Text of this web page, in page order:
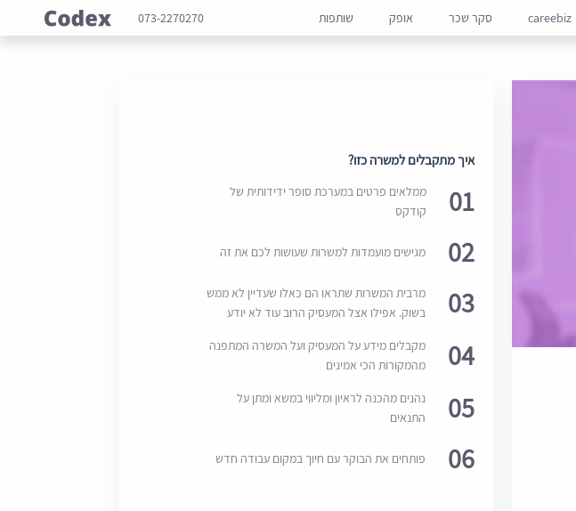
careebiz סקר שכר אופק שותפות 073-2270270
איך מתקבלים למשרה כזו?
01
ממלאים פרטים במערכת סופר ידידותית של
קודקס
02 מגישים מועמדות למשרות שעושות לכם את זה
03
מרבית המשרות שתראו הם כאלו שעדיין לא ממש
בשוק. אפילו אצל המעסיק הרוב עוד לא יודע
04
מקבלים מידע על המעסיק ועל המשרה המתפנה
מהמקורות הכי אמינים
05
נהנים מהכנה לראיון ומליווי במשא ומתן על
התנאים
06 פותחים את הבוקר עם חיוך במקום עבודה חדש